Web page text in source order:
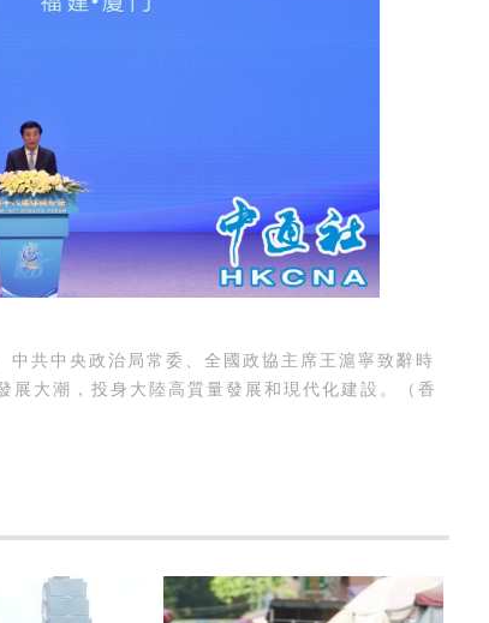
共中央政治局常委、全國政協主席王滬寧致辭時
大潮，投身大陸高質量發展和現代化建設。（香